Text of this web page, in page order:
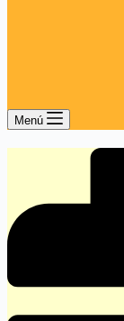
Menú